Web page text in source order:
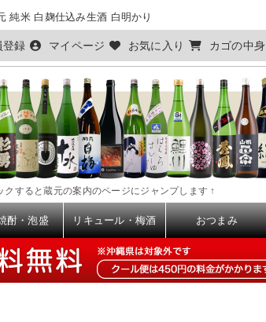
純米 白麹仕込み生酒 白明かり
登録 マイページ お気に入り カゴの中身
クすると蔵元の案内のページにジャンプします ↑
酎・泡盛 リキュール・梅酒 おつまみ